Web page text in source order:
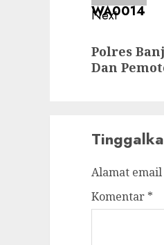
Next
Polres
Dan
Alamat
Komentar *